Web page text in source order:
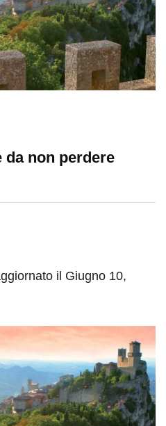
da non perdere
il Giugno 10,